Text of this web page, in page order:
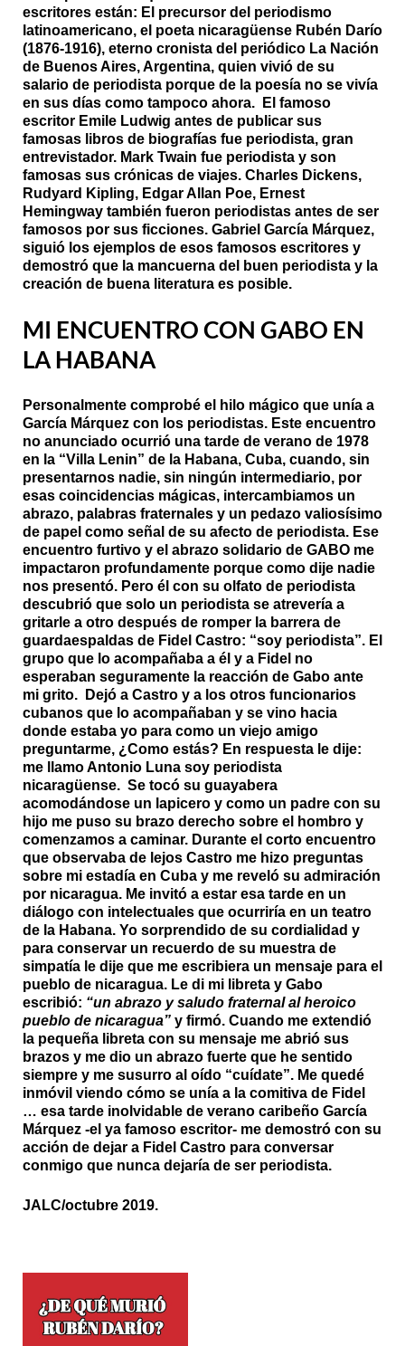
escritores están: El precursor del periodismo
latinoamericano, el poeta nicaragüense Rubén Darío
(1876-1916), eterno cronista del periódico La Nación
de Buenos Aires, Argentina, quien vivió de su
salario de periodista porque de la poesía no se vivía
en sus días como tampoco ahora.
El famoso
escritor Emile Ludwig antes de publicar sus
famosas libros de biografías fue periodista, gran
entrevistador. Mark Twain fue periodista y son
famosas sus crónicas de viajes. Charles Dickens,
Rudyard Kipling, Edgar Allan Poe, Ernest
Hemingway también fueron periodistas antes de ser
famosos por sus ficciones. Gabriel García Márquez,
siguió los ejemplos de esos famosos escritores y
demostró que la mancuerna del buen periodista y la
creación de buena literatura es posible.
MI ENCUENTRO CON GABO EN
LA HABANA
Personalmente comprobé el hilo mágico que unía a
García Márquez con los periodistas. Este encuentro
no anunciado ocurrió una tarde de verano de 1978
en la “Villa Lenin” de la Habana, Cuba, cuando, sin
presentarnos nadie, sin ningún intermediario, por
esas coincidencias mágicas, intercambiamos un
abrazo, palabras fraternales y un pedazo valiosísimo
de papel como señal de su afecto de periodista. Ese
encuentro furtivo y el abrazo solidario de GABO me
impactaron profundamente porque como dije nadie
nos presentó. Pero él con su olfato de periodista
descubrió que solo un periodista se atrevería a
gritarle a otro después de romper la barrera de
guardaespaldas de Fidel Castro: “soy periodista”. El
grupo que lo acompañaba a él y a Fidel no
esperaban seguramente la reacción de Gabo ante
mi grito. Dejó a Castro y a los otros funcionarios
cubanos que lo acompañaban y se vino hacia
donde estaba yo para como un viejo amigo
preguntarme, ¿Como estás? En respuesta le dije:
me llamo Antonio Luna soy periodista
nicaragüense. Se tocó su guayabera
acomodándose un lapicero y como un padre con su
hijo me puso su brazo derecho sobre el hombro y
comenzamos a caminar. Durante el corto encuentro
que observaba de lejos Castro me hizo preguntas
sobre mi estadía en Cuba y me reveló su admiración
por nicaragua. Me invitó a estar esa tarde en un
diálogo con intelectuales que ocurriría en un teatro
de la Habana. Yo sorprendido de su cordialidad y
para conservar un recuerdo de su muestra de
simpatía le dije que me escribiera un mensaje para el
pueblo de nicaragua. Le di mi libreta y Gabo
escribió: “un abrazo y saludo fraternal al heroico
pueblo de nicaragua” y firmó. Cuando me extendió
la pequeña libreta con su mensaje me abrió sus
brazos y me dio un abrazo fuerte que he sentido
siempre y me susurro al oído “cuídate”. Me quedé
inmóvil viendo cómo se unía a la comitiva de Fidel
… esa tarde inolvidable de verano caribeño García
Márquez -el ya famoso escritor- me demostró con su
acción de dejar a Fidel Castro para conversar
conmigo que nunca dejaría de ser periodista.
JALC/octubre 2019.